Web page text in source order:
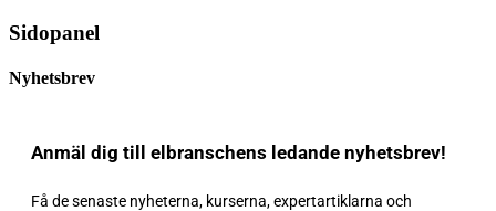
Sidopanel
Nyhetsbrev
Anmäl dig till elbranschens ledande nyhetsbrev!
Få de senaste nyheterna, kurserna, expertartiklarna och